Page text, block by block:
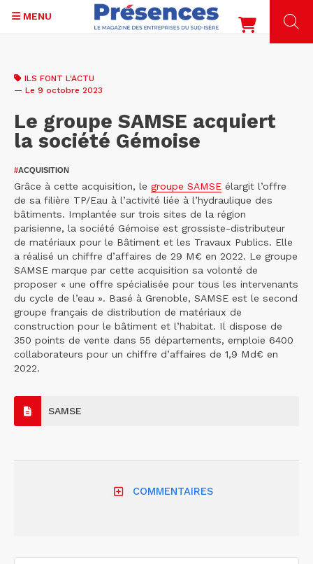
contenu
MENU
ILS FONT L'ACTU
— Le 9 octobre 2023
Le groupe SAMSE acquiert
la société Gémoise
#ACQUISITION
Grâce à cette acquisition, le groupe SAMSE élargit l’offre
de sa filière TP/Eau à l’activité liée à l’hydraulique des
bâtiments. Implantée sur trois sites de la région
parisienne, la société Gémoise est grossiste-distributeur
de matériaux pour le Bâtiment et les Travaux Publics. Elle
a réalisé un chiffre d’affaires de 29 M€ en 2022. Le groupe
SAMSE marque par cette acquisition sa volonté de
proposer « une offre spécialisée pour tous les intervenants
du cycle de l’eau ». Basé à Grenoble, SAMSE est le second
groupe français de distribution de matériaux de
construction pour le bâtiment et l’habitat. Il dispose de
350 points de vente dans 55 départements, emploie 6400
collaborateurs pour un chiffre d’affaires de 1,9 Md€ en
2022.
SAMSE
COMMENTAIRES